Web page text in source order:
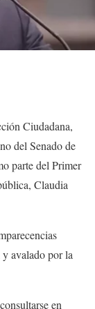
Ciudadana,
del Senado de
parte del Primer
Claudia
avalado por la
en